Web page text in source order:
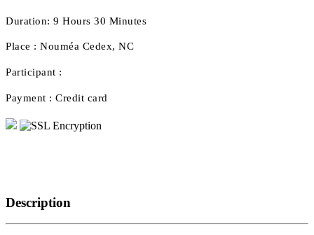
Duration: 9 Hours 30 Minutes
Place : Nouméa Cedex, NC
Participant :
Payment : Credit card
Description